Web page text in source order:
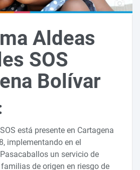
Aldeas
SOS
Bolívar
está presente en Cartagena
implementando en el
un servicio de
de origen en riesgo de